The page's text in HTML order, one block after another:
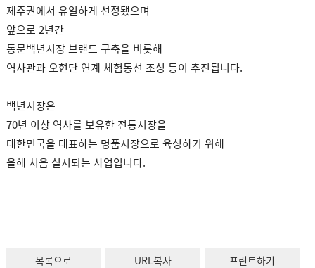
제주권에서 유일하게 선정됐으며
앞으로 2년간
동문백년시장 브랜드 구축을 비롯해
역사관과 오현단 연계 체험동선 조성 등이 추진됩니다.
백년시장은
70년 이상 역사를 보유한 전통시장을
대한민국을 대표하는 명품시장으로 육성하기 위해
올해 처음 실시되는 사업입니다.
목록으로 URL복사 프린트하기